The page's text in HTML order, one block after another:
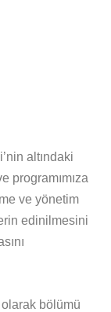
altındaki
programımıza
ve yönetim
edinilmesini
bölümü